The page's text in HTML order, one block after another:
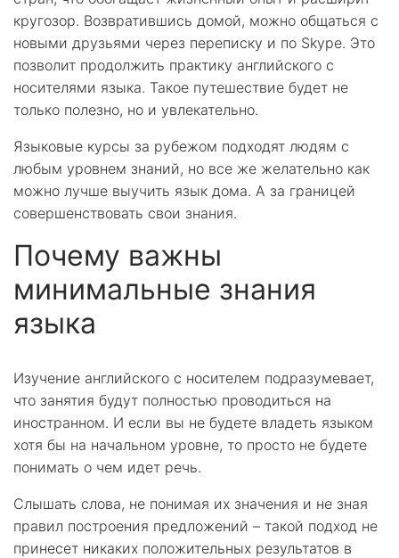
кругозор. Возвратившись домой, можно общаться с
новыми друзьями через переписку и по Skype. Это
позволит продолжить практику английского с
носителями языка. Такое путешествие будет не
только полезно, но и увлекательно.
Языковые курсы за рубежом подходят людям с
любым уровнем знаний, но все же желательно как
можно лучше выучить язык дома. А за границей
совершенствовать свои знания.
Почему важны
минимальные знания
языка
Изучение английского с носителем подразумевает,
что занятия будут полностью проводиться на
иностранном. И если вы не будете владеть языком
хотя бы на начальном уровне, то просто не будете
понимать о чем идет речь.
Слышать слова, не понимая их значения и не зная
правил построения предложений – такой подход не
принесет никаких положительных результатов в